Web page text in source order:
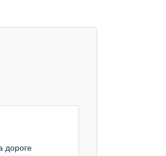
дороге